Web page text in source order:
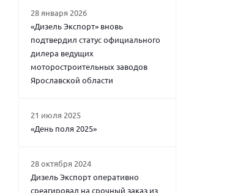
28 января 2026
«Дизель Экспорт» вновь
подтвердил статус официального
дилера ведущих
моторостроительных заводов
Ярославской области
21 июля 2025
«День поля 2025»
28 октября 2024
Дизель Экспорт оперативно
среагировал на срочный заказ из